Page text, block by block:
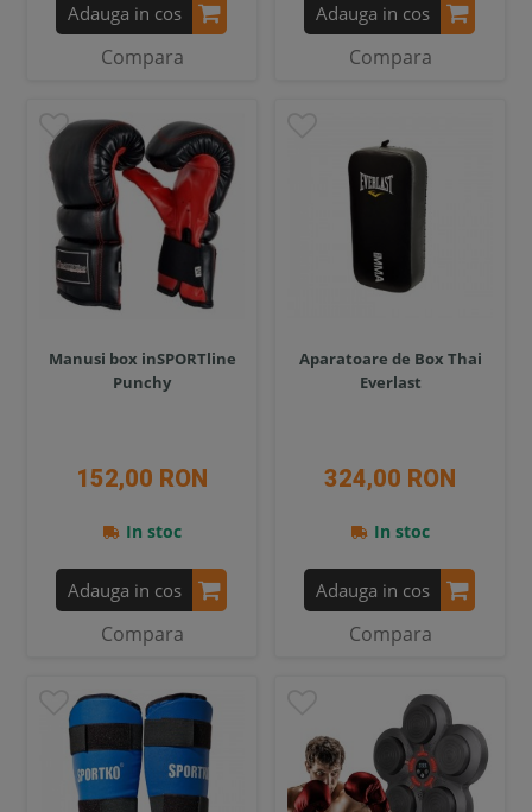
Adauga in cos
Compara
Adauga in cos
Compara
Manusi box inSPORTline
Punchy
152,00 RON
In stoc
Adauga in cos
Compara
Aparatoare de Box Thai
Everlast
324,00 RON
In stoc
Adauga in cos
Compara